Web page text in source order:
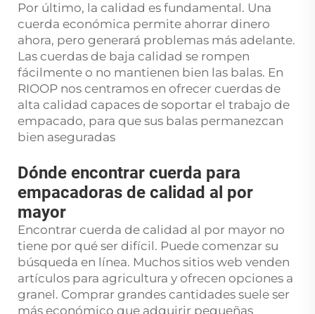
Por último, la calidad es fundamental. Una
cuerda económica permite ahorrar dinero
ahora, pero generará problemas más adelante.
Las cuerdas de baja calidad se rompen
fácilmente o no mantienen bien las balas. En
RIOOP nos centramos en ofrecer cuerdas de
alta calidad capaces de soportar el trabajo de
empacado, para que sus balas permanezcan
bien aseguradas
Dónde encontrar cuerda para
empacadoras de calidad al por
mayor
Encontrar cuerda de calidad al por mayor no
tiene por qué ser difícil. Puede comenzar su
búsqueda en línea. Muchos sitios web venden
artículos para agricultura y ofrecen opciones a
granel. Comprar grandes cantidades suele ser
más económico que adquirir pequeñas